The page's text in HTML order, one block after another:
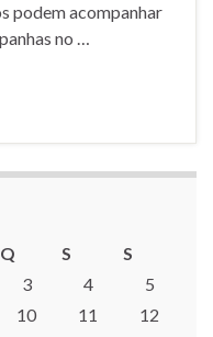
podem acompanhar
no …
Q S
S
3 4
5
10 11
12